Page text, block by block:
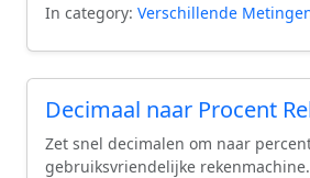
In category: Verschillende
Decimaal naar Procent
Zet snel decimalen om naar
gebruiksvriendelijke